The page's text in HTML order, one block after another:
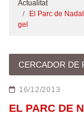
Actualitat
El Parc de
gel
CERCADOR DE
16/12/2013
EL PARC DE